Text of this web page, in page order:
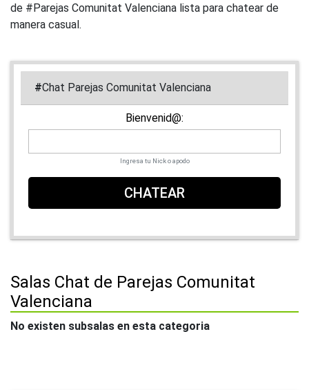
de #Parejas Comunitat Valenciana lista para chatear de
manera casual.
#Chat Parejas Comunitat Valenciana
Bienvenid@:
Ingresa tu Nick o apodo
CHATEAR
Salas Chat de Parejas Comunitat
Valenciana
No existen subsalas en esta categoria